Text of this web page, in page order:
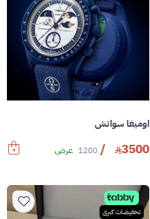
اوميغا سواتش
3500
/
1200 عرض
تخفيضات كبرى